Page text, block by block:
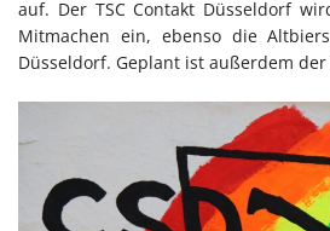
auf. Der TSC Contakt Düsseldorf
Mitmachen ein, ebenso die
Düsseldorf. Geplant ist außerdem der